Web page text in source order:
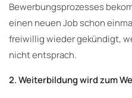
Bewerbungsprozesses
einen neuen Job schon
freiwillig wieder gekündigt,
nicht entsprach.
2. Weiterbildung wird zum